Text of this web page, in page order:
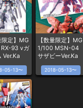
限定】MG
93 vガ
Ver.Ka
05-13〜
【数量限定】MG
1/100 MSN-04
サザビーVer.Ka
2018-05-13〜